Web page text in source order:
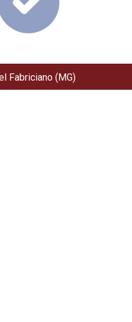
Fabriciano (MG)